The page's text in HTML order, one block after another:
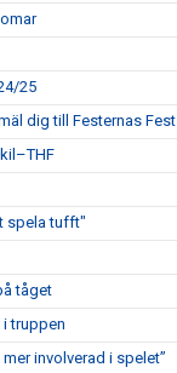
25
dig till Festernas Fest
spela tufft"
tåget
truppen
involverad i spelet”